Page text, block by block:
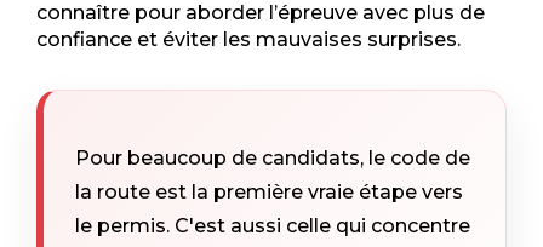
connaître pour aborder l’épreuve avec plus de
confiance et éviter les mauvaises surprises.
Pour beaucoup de candidats, le code de
la route est la première vraie étape vers
le permis. C'est aussi celle qui concentre